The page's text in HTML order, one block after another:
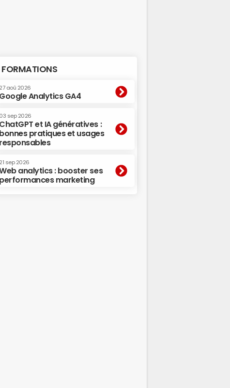
FORMATIONS
27 aoû 2026
Google Analytics GA4
03 sep 2026
ChatGPT et IA génératives :
bonnes pratiques et usages
responsables
21 sep 2026
analytics : booster ses
performances marketing